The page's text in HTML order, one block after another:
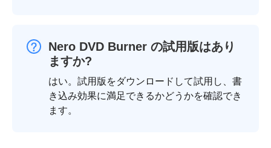
Nero DVD Burner の試用版はあり
ますか?
はい。試用版をダウンロードして試用し、書
き込み効果に満足できるかどうかを確認でき
ます。